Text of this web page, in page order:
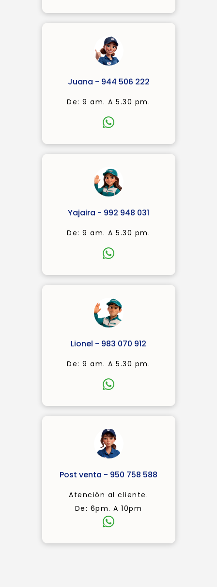
Juana - 944 506 222
De: 9 am. A 5.30 pm.
Yajaira - 992 948 031
De: 9 am. A 5.30 pm.
Lionel - 983 070 912
De: 9 am. A 5.30 pm.
Post venta - 950 758 588
Atención al cliente.
De: 6pm. A 10pm